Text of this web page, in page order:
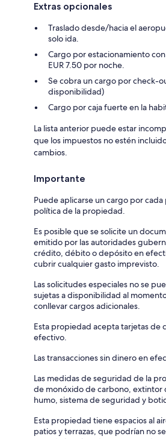
Extras opcionales
Traslado desde/hacia el
solo ida.
Cargo por estacionamiento
EUR 7.50 por noche.
Se cobra un cargo por check-
disponibilidad)
Cargo por caja fuerte en la
La lista anterior puede estar
que los impuestos no estén
cambios.
Importante
Puede aplicarse un cargo por
política de la propiedad.
Es posible que se solicite un
emitido por las autoridades
crédito, débito o depósito en
cubrir cualquier gasto imprevisto.
Las solicitudes especiales no se
sujetas a disponibilidad al
conllevar cargos adicionales.
Esta propiedad acepta tarjetas de
efectivo.
Las transacciones sin dinero en
Las medidas de seguridad de la
de monóxido de carbono,
humo, sistema de seguridad y
Esta propiedad tiene espacios al
patios y terrazas, que podrían no